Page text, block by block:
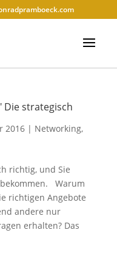
Die strategisch
2016| Networking,
richtig, und Sie
Warum
richtigen Angebote
andere nur
erhalten? Das